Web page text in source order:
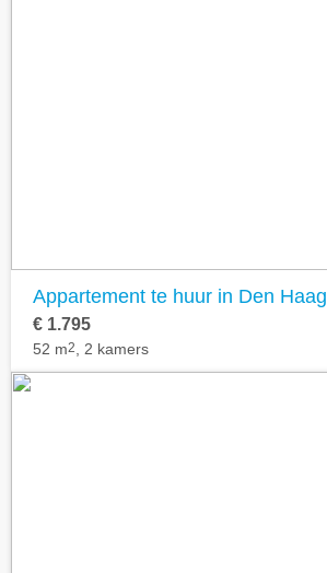
Appartement te huur in Den Haag
€ 1.795
52 m2 , 2 kamers